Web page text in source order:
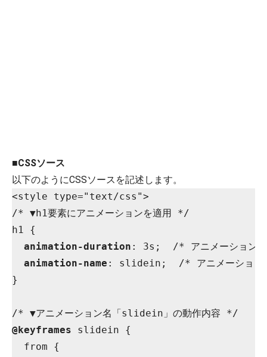
■CSSソース
以下のようにCSSソースを記述します。
<style type="text/css">
/* ▼h1要素にアニメーションを適用 */
h1 {
animation-duration : 3s;  /* アニメーション
animation-name : slidein;  /* アニメーショ
}
@keyframes slidein {
  from {